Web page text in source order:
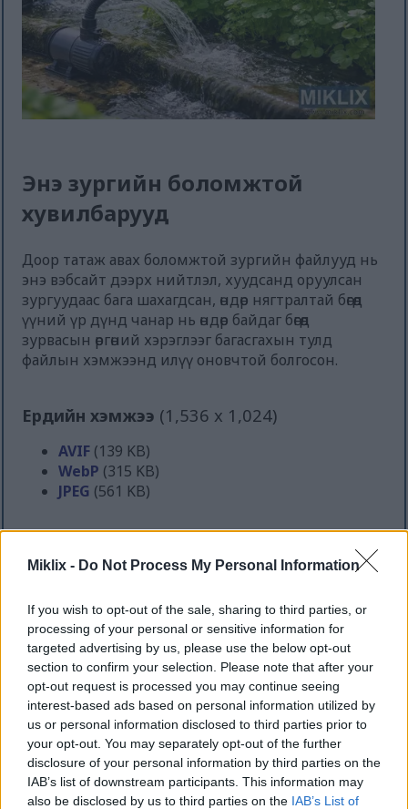
Miklix - Do Not Process My Personal Information
If you wish to opt-out of the sale, sharing to third parties, or
processing of your personal or sensitive information for
targeted advertising by us, please use the below opt-out
section to confirm your selection. Please note that after your
opt-out request is processed you may continue seeing
interest-based ads based on personal information utilized by
us or personal information disclosed to third parties prior to
your opt-out. You may separately opt-out of the further
disclosure of your personal information by third parties on the
IAB’s list of downstream participants. This information may
also be disclosed by us to third parties on the IAB’s List of
Энэ зургийн боломжтой
хувилбарууд
Доор татаж авах боломжтой зургийн файлууд нь
энэ вэбсайт дээрх нийтлэл, хуудсанд оруулсан
зургуудаас бага шахагдсан, өндөр нягтралтай бөгөөд
үүний үр дүнд чанар нь өндөр байдаг бөгөөд
зурвасын өргөний хэрэглээг багасгахын тулд
файлын хэмжээнд илүү оновчтой болгосон.
Ердийн хэмжээ (1,536 x 1,024)
AVIF (139 KB)
WebP (315 KB)
JPEG (561 KB)
WebP
(748 KB)
JPEG (1.6 MB)
Маш том хэмжээтэй(4,608 x 3,072)
AVIF(465 KB)
WebP(1.2 MB)
JPEG(2.9 MB)